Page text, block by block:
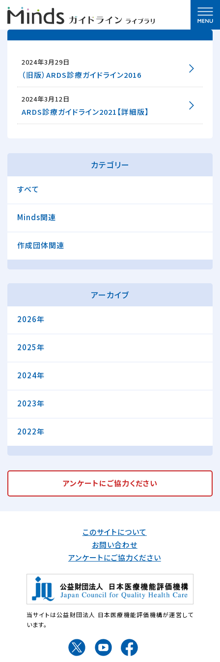
2024年3月29日
（旧版）ARDS診療ガイドライン2016
2024年3月12日
ARDS診療ガイドライン2021【詳細版】
カテゴリー
すべて
Minds関連
作成団体関連
アーカイブ
2026年
2025年
2024年
2023年
2022年
アンケートにご協力ください
このサイトについて
お問い合わせ
アンケートにご協力ください
当サイトは公益財団法人 日本医療機能評価機構が運営して
います。